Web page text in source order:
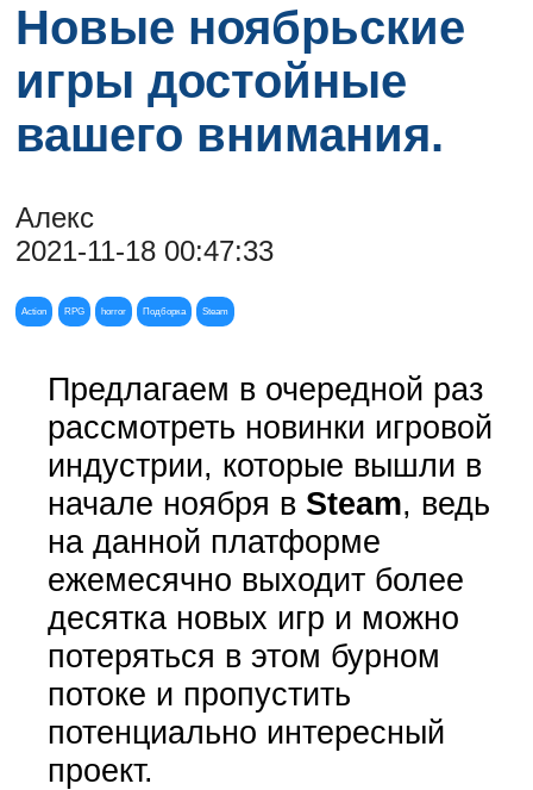
Новые ноябрьские
игры достойные
вашего внимания.
Алекс
2021-11-18 00:47:33
Action RPG horror Подборка Steam
Предлагаем в очередной раз
рассмотреть новинки игровой
индустрии, которые вышли в
начале ноября в Steam, ведь
на данной платформе
ежемесячно выходит более
десятка новых игр и можно
потеряться в этом бурном
потоке и пропустить
потенциально интересный
проект.